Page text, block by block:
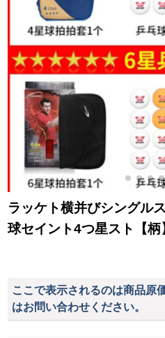
ラッケト横并びシングル
球セイント4つ星スト【
ここで表示されるのは商品原
はお問い合わせください。